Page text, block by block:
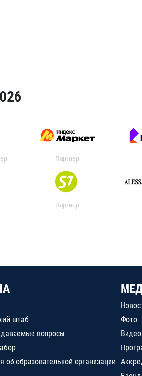
Партнер
Партнер
штаб
вопросы
об образовательной организации
Фото
Видео